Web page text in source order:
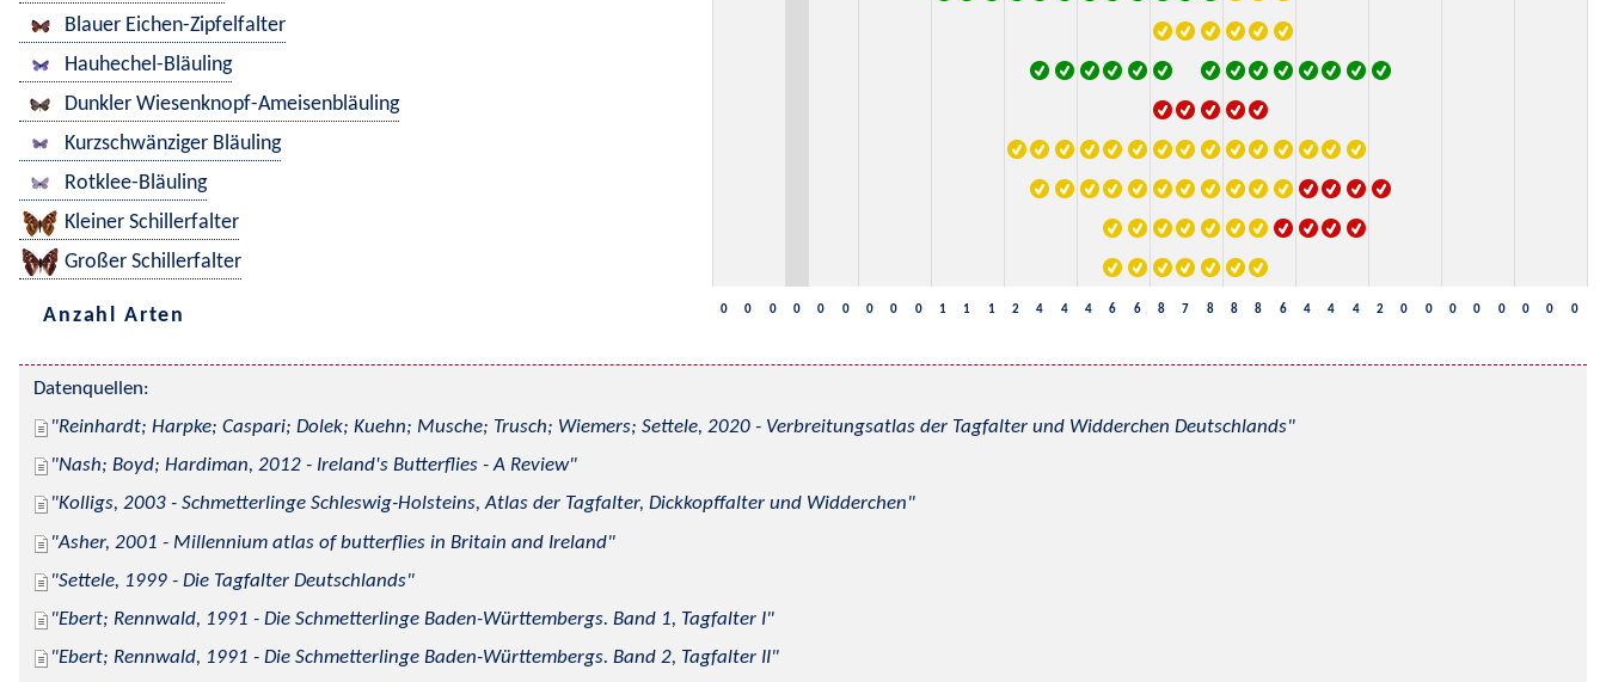
Blauer Eichen-Zipfelfalter
Hauhechel-Bläuling
Dunkler Wiesenknopf-Ameisenbläuling
Kurzschwänziger Bläuling
Rotklee-Bläuling
Kleiner Schillerfalter
Großer Schillerfalter
Anzahl Arten 0 0 0 0 0 0 0 0 0 1 1 1 2 4 4 4 6 6 8 7 8 8 8 6 4 4 4 2 0 0 0 0 0 0 0 0
Datenquellen:
Reinhardt; Harpke; Caspari; Dolek; Kuehn; Musche; Trusch; Wiemers; Settele, 2020 - Verbreitungsatlas der Tagfalter und Widderchen Deutschlands
Nash; Boyd; Hardiman, 2012 - Ireland's Butterflies - A Review
Kolligs, 2003 - Schmetterlinge Schleswig-Holsteins, Atlas der Tagfalter, Dickkopffalter und Widderchen
Asher, 2001 - Millennium atlas of butterflies in Britain and Ireland
Settele, 1999 - Die Tagfalter Deutschlands
Ebert; Rennwald, 1991 - Die Schmetterlinge Baden-Württembergs. Band 1, Tagfalter I
Ebert; Rennwald, 1991 - Die Schmetterlinge Baden-Württembergs. Band 2, Tagfalter II